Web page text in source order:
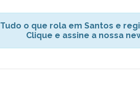
Tudo o que rola em Santos e
Clique e assine a nossa